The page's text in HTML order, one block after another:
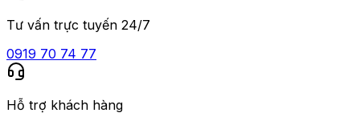
Tư vấn trực tuyến 24/7
0919 70 74 77
Hỗ trợ khách hàng